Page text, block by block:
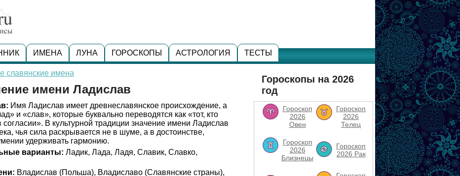
ИМЕНА ЛУНА ГОРОСКОПЫ АСТРОЛОГИЯ ТЕСТЫ
славянские имена
имени Ладислав
Имя Ладислав имеет древнеславянское происхождение, а
и «слав», которые буквально переводятся как «тот, кто
В культурной традиции значение имени Ладислав
чья сила раскрывается не в шуме, а в достоинстве,
удерживать гармонию.
варианты: Ладик, Лада, Ладя, Славик, Славко,
Владислав (Польша), Владиславо (Славянские страны),
Гороскопы на 2026
год
Гороскоп
2026
Овен
Гороскоп
2026
Телец
Гороскоп
2026
Близнецы
Гороскоп
2026 Рак